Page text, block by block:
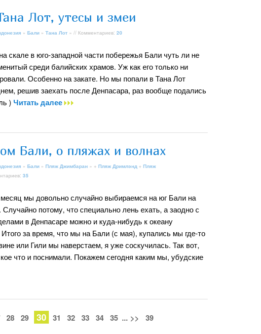
Лот, утесы и змеи
» Бали » Тана Лот » // Комментариев: 20
скале в юго-западной части побережья Бали чуть ли не
среди балийских храмов. Уж как его только ни
Особенно на закате. Но мы попали в Тана Лот
решив заехать после Денпасара, раз вообще подались
) Читать далее
Бали, о пляжах и волнах
» Бали » Пляж Джимбаран » + Пляж Дримлэнд + Пляж
35
мы довольно случайно выбираемся на юг Бали на
потому, что специально лень ехать, а заодно с
в Денпасаре можно и куда-нибудь к океану
Итого за время, что мы на Бали (с мая), купались мы где-то
или Гили мы наверстаем, я уже соскучилась. Так вот,
что и поснимали. Покажем сегодня каким мы, убудские
28 29 30 31 32 33 34 35 ... >> 39